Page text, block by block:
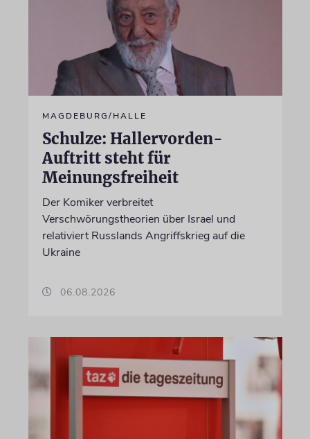
MAGDEBURG/HALLE
Schulze: Hallervorden-
Auftritt steht für
Meinungsfreiheit
Der Komiker verbreitet
Verschwörungstheorien über Israel und
relativiert Russlands Angriffskrieg auf die
Ukraine
06.08.2026